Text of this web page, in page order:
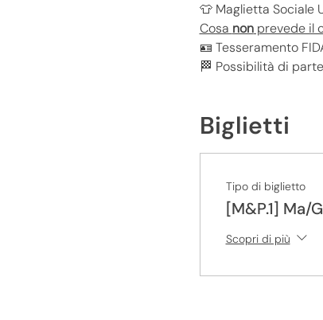
👕 Maglietta Sociale
Cosa non prevede il
🪪 Tesseramento
🏁 Possibilità di
Biglietti
Tipo di biglietto
[M&P.1] Ma/
Scopri di più